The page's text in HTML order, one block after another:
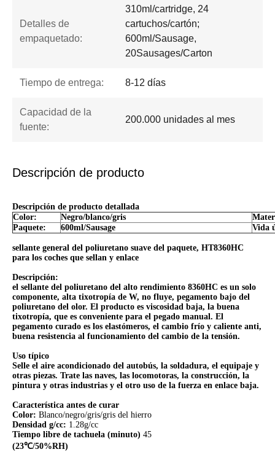
Detalles de
empaquetado:
310ml/cartridge, 24
cartuchos/cartón;
600ml/Sausage,
20Sausages/Carton
Tiempo de entrega: 8-12 días
Capacidad de la
fuente:
200.000 unidades al mes
Descripción de producto
Descripción de producto detallada
Color:
Negro/blanco/gris
Paquete:
600ml/Sausage Vida
sellante general del poliuretano suave del paquete, HT8360HC
para los coches que sellan y enlace
Descripción:
el sellante del poliuretano del alto rendimiento 8360HC es un solo
componente, alta tixotropía de W, no fluye, pegamento bajo del
poliuretano del olor. El producto es viscosidad baja, la buena
tixotropía, que es conveniente para el pegado manual. El
pegamento curado es los elastómeros, el cambio frío y caliente anti,
buena resistencia al funcionamiento del cambio de la tensión.
Uso típico
Selle el aire acondicionado del autobús, la soldadura, el equipaje y
otras piezas. Trate las naves, las locomotoras, la construcción, la
pintura y otras industrias y el otro uso de la fuerza en enlace baja.
Característica antes de curar
Color: Blanco/negro/gris/gris del hierro
Densidad g/cc: 1.28g/cc
Tiempo libre de tachuela (minuto) 45
(23℃/50%RH)